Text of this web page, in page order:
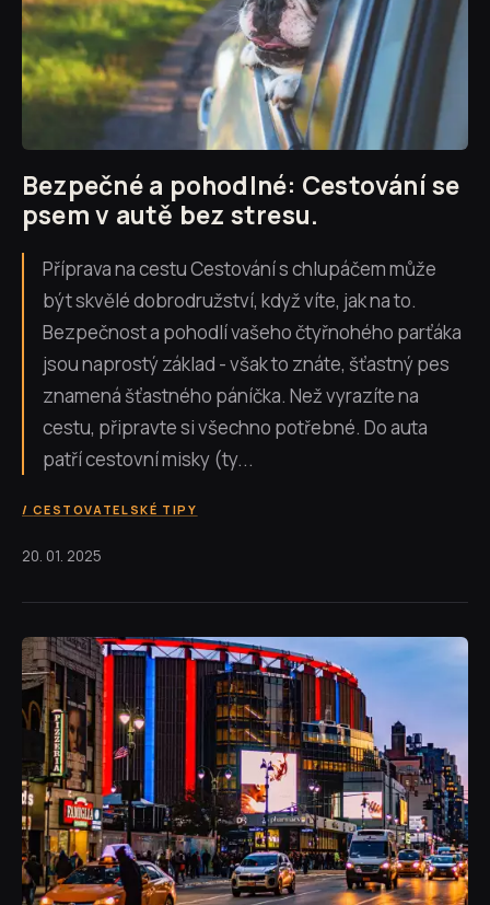
Bezpečné a pohodlné: Cestování se
psem v autě bez stresu.
Příprava na cestu Cestování s chlupáčem může
být skvělé dobrodružství, když víte, jak na to.
Bezpečnost a pohodlí vašeho čtyřnohého parťáka
jsou naprostý základ - však to znáte, šťastný pes
znamená šťastného páníčka. Než vyrazíte na
cestu, připravte si všechno potřebné. Do auta
patří cestovní misky (ty...
CESTOVATELSKÉ TIPY
20. 01. 2025